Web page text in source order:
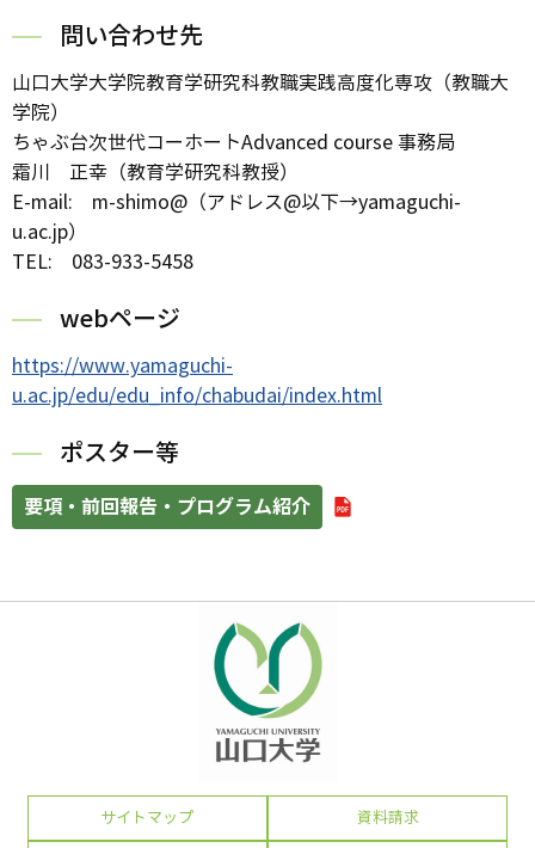
問い合わせ先
山口大学大学院教育学研究科教職実践高度化専攻（教職大
学院）
ちゃぶ台次世代コーホートAdvanced course 事務局
霜川 正幸（教育学研究科教授）
E-mail: m-shimo@（アドレス@以下→yamaguchi-
u.ac.jp）
TEL: 083-933-5458
webページ
https://www.yamaguchi-
u.ac.jp/edu/edu_info/chabudai/index.html
ポスター等
要項・前回報告・プログラム紹介
サイトマップ 資料請求